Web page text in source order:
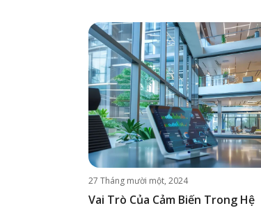
27 Tháng mười một, 2024
Vai Trò Của Cảm Biến Trong Hệ